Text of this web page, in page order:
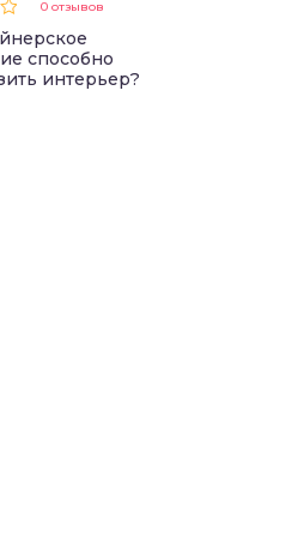
0 отзывов
способно
интерьер?